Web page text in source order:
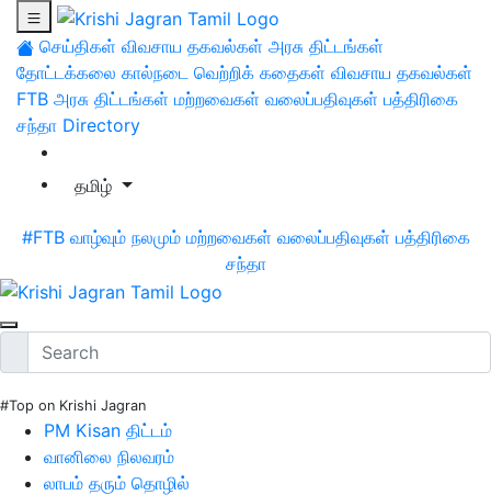
செய்திகள் விவசாய தகவல்கள் அரசு திட்டங்கள்
தோட்டக்கலை கால்நடை வெற்றிக் கதைகள் விவசாய தகவல்கள்
FTB அரசு திட்டங்கள் மற்றவைகள் வலைப்பதிவுகள் பத்திரிகை
சந்தா Directory
தமிழ்
#FTB வாழ்வும் நலமும் மற்றவைகள் வலைப்பதிவுகள் பத்திரிகை
சந்தா
#Top on Krishi Jagran
PM Kisan திட்டம்
வானிலை நிலவரம்
லாபம் தரும் தொழில்